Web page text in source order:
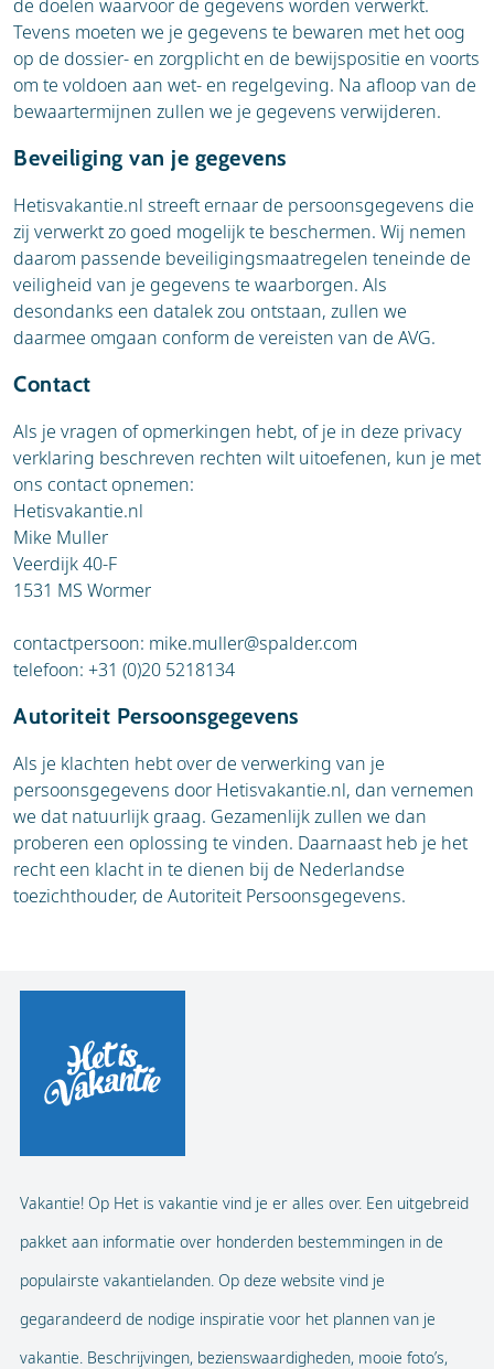
de doelen waarvoor de gegevens worden verwerkt.
Tevens moeten we je gegevens te bewaren met het oog
op de dossier- en zorgplicht en de bewijspositie en voorts
om te voldoen aan wet- en regelgeving. Na afloop van de
bewaartermijnen zullen we je gegevens verwijderen.
Beveiliging van je gegevens
Hetisvakantie.nl streeft ernaar de persoonsgegevens die
zij verwerkt zo goed mogelijk te beschermen. Wij nemen
daarom passende beveiligingsmaatregelen teneinde de
veiligheid van je gegevens te waarborgen. Als
desondanks een datalek zou ontstaan, zullen we
daarmee omgaan conform de vereisten van de AVG.
Contact
Als je vragen of opmerkingen hebt, of je in deze privacy
verklaring beschreven rechten wilt uitoefenen, kun je met
ons contact opnemen:
Hetisvakantie.nl
Mike Muller
Veerdijk 40-F
1531 MS Wormer
contactpersoon: mike.muller@spalder.com
telefoon: +31 (0)20 5218134
Autoriteit Persoonsgegevens
Als je klachten hebt over de verwerking van je
persoonsgegevens door Hetisvakantie.nl, dan vernemen
we dat natuurlijk graag. Gezamenlijk zullen we dan
proberen een oplossing te vinden. Daarnaast heb je het
recht een klacht in te dienen bij de Nederlandse
toezichthouder, de Autoriteit Persoonsgegevens.
Vakantie! Op Het is vakantie vind je er alles over. Een uitgebreid
pakket aan informatie over honderden bestemmingen in de
populairste vakantielanden. Op deze website vind je
gegarandeerd de nodige inspiratie voor het plannen van je
vakantie. Beschrijvingen, bezienswaardigheden, mooie foto’s,